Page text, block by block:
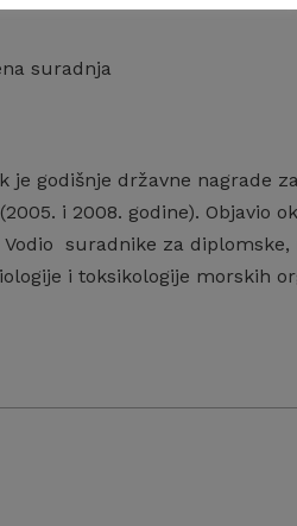
suradnja
je godišnje državne nagrade
i 2008. godine). Objavio
suradnike za
i toksikologije morskih